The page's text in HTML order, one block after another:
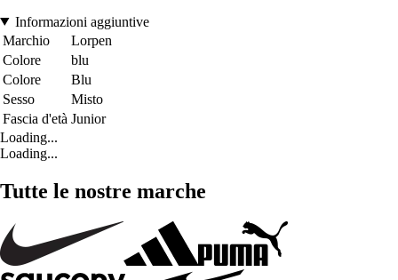
Informazioni aggiuntive
Marchio
Lorpen
Colore
blu
Colore
Blu
Sesso
Misto
Fascia d'età Junior
Loading...
Loading...
Tutte le nostre marche